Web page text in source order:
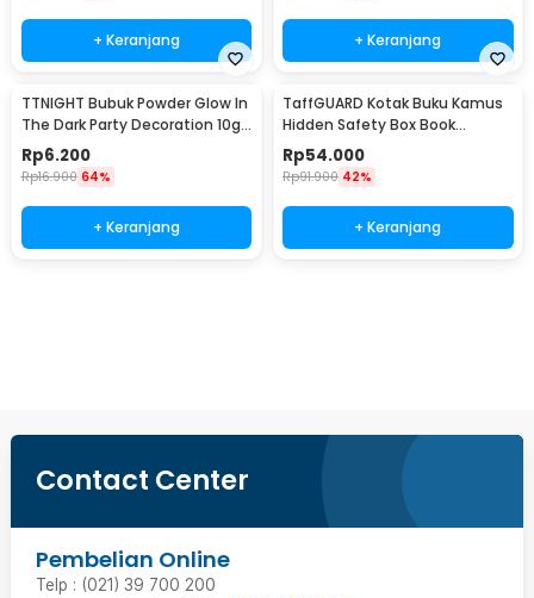
+ Keranjang + Keranjang
TTNIGHT Bubuk Powder Glow In
The Dark Party Decoration 10g
- T01
Rp6.200
Rp16.900 64%
+ Keranjang
TaffGUARD Kotak Buku Kamus
Hidden Safety Box Book
Password Lock Size S - KB-10P
Rp54.000
Rp91.900 42%
+ Keranjang
Contact Center
Pembelian Online
Telp : (021) 39 700 200